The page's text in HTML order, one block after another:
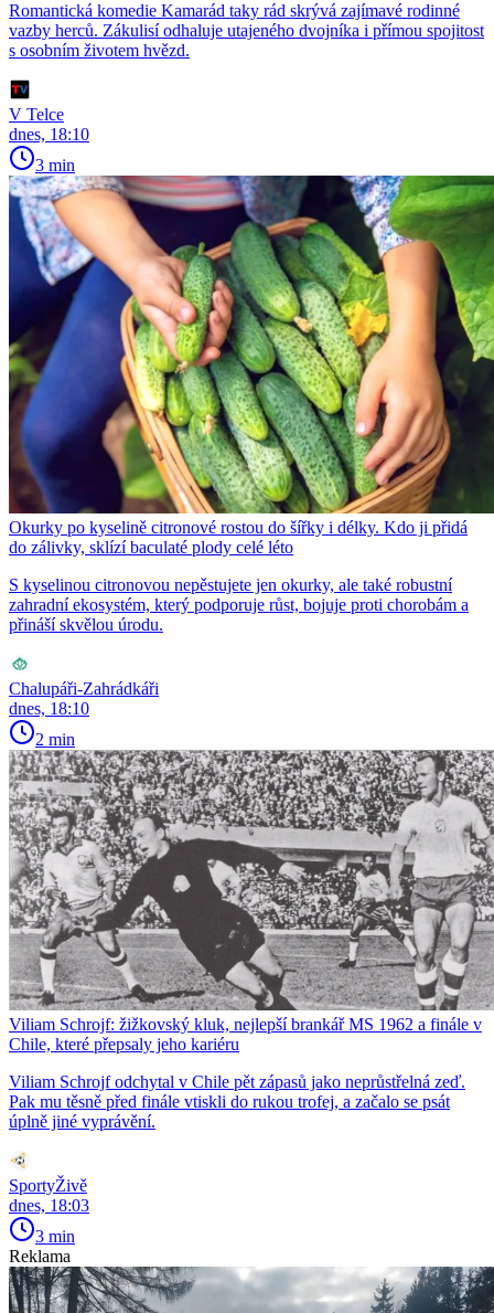
Romantická komedie Kamarád taky rád skrývá zajímavé rodinné
vazby herců. Zákulisí odhaluje utajeného dvojníka i přímou spojitost
s osobním životem hvězd.
V Telce
dnes, 18:10
3 min
Okurky po kyselině citronové rostou do šířky i délky. Kdo ji přidá
do zálivky, sklízí baculaté plody celé léto
S kyselinou citronovou nepěstujete jen okurky, ale také robustní
zahradní ekosystém, který podporuje růst, bojuje proti chorobám a
přináší skvělou úrodu.
Chalupáři-Zahrádkáři
dnes, 18:10
2 min
Viliam Schrojf: žižkovský kluk, nejlepší brankář MS 1962 a finále v
Chile, které přepsaly jeho kariéru
Viliam Schrojf odchytal v Chile pět zápasů jako neprůstřelná zeď.
Pak mu těsně před finále vtiskli do rukou trofej, a začalo se psát
úplně jiné vyprávění.
SportyŽivě
dnes, 18:03
3 min
Reklama